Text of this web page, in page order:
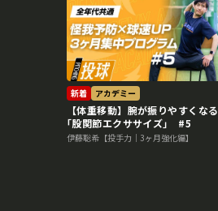
新着 アカデミー
【体重移動】腕が振りやすくなる
｢股関節エクササイズ｣ #5
伊藤聡希【投手力｜3ヶ月強化編】